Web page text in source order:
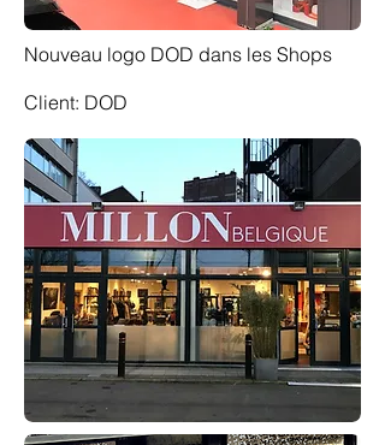
Nouveau logo DOD dans les Shops
Client: DOD